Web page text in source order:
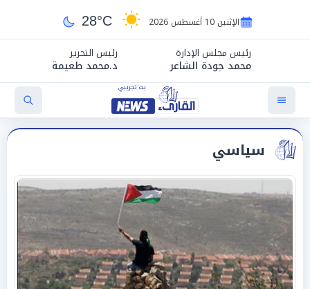
الإثنين 10 أغسطس 2026 28°C
رئيس مجلس الإدارة
محمد جودة الشاعر
رئيس التحرير
د.محمد طعيمة
سياسي